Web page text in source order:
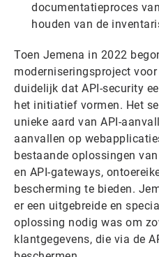
documentatieproces
houden van de
Toen Jemena in 2022
moderniseringsproject
duidelijk dat API-security
het initiatief vormen. Het
unieke aard van API-
aanvallen op
bestaande oplossingen
en API-gateways,
bescherming te bieden.
er een uitgebreide en
oplossing nodig was om
klantgegevens, die via de